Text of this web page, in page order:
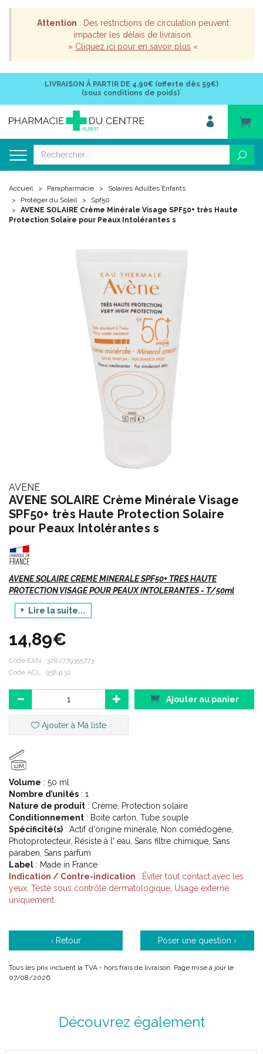
Attention : Des restrictions de circulation peuvent
impacter les délais de livraison.
» Cliquez ici pour en savoir plus «
LIVRAISON À PARTIR DE 4,90€ (offerte dès 59€)
(sous conditions de poids)*
Accueil Parapharmacie
Solaires Adultes Enfants
Protéger du Soleil
Spf50
AVENE SOLAIRE Crème Minérale Visage SPF50+ très Haute
Protection Solaire pour Peaux Intolérantes s
AVENE
AVENE SOLAIRE Crème Minérale Visage
SPF50+ très Haute Protection Solaire
pour Peaux Intolérantes s
AVENE SOLAIRE CREME MINERALE SPF50+ TRES HAUTE
PROTECTION VISAGE POUR PEAUX INTOLERANTES - T/50ml
PROTECTION SOLAIRE - PEAUX INTOLÉRANTES
filtre chimique, sans parfum.
Indications :
Très haute protection solaire UVA/UVB.
parfums.
Peaux intolérantes des adultes et des enfants.
Description :
Très haute protection solaire de la peau intolérante ou fragilisée
du visage.
Légèrement teintée, sa texture riche et onctueuse protège et
hydrate* la peau intolérante du visage.
Fabre :
Ecran minéral, stable et efficace dans le temps, offrant une
LES UVB ET LES UVA (courts et longs).
ANTI-IRRITANTES.
* Hydratation des couches supérieures de la peau.
Lire la suite...
14,89€
Code EAN : 3282779355773
Code ACL : 9584132
Ajouter au panier
Ajouter à Ma liste
12M
Volume : 50 ml
Nombre d’unités : 1
Nature de produit : Crème, Protection solaire
Conditionnement : Boite carton, Tube souple
Spécificité(s) : Actif d'origine minérale, Non comédogène,
Photoprotecteur, Résiste à l' eau, Sans filtre chimique, Sans
paraben, Sans parfum
Label : Made in France
Indication / Contre-indication : Éviter tout contact avec les
yeux, Testé sous contrôle dermatologique, Usage externe
uniquement.
‹ Retour Poser une question ›
Tous les prix incluent la TVA - hors frais de livraison. Page mise à jour le
07/08/2026.
Découvrez également